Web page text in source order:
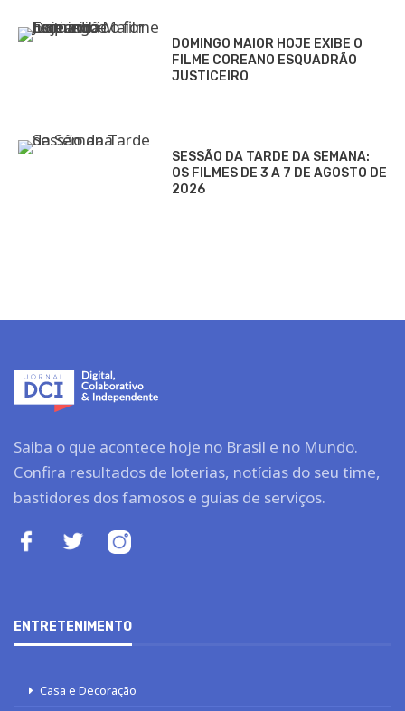
DOMINGO MAIOR HOJE EXIBE O
FILME COREANO ESQUADRÃO
JUSTICEIRO
SESSÃO DA TARDE DA SEMANA:
OS FILMES DE 3 A 7 DE AGOSTO DE
2026
Saiba o que acontece hoje no Brasil e no Mundo.
Confira resultados de loterias, notícias do seu time,
bastidores dos famosos e guias de serviços.
ENTRETENIMENTO
Casa e Decoração